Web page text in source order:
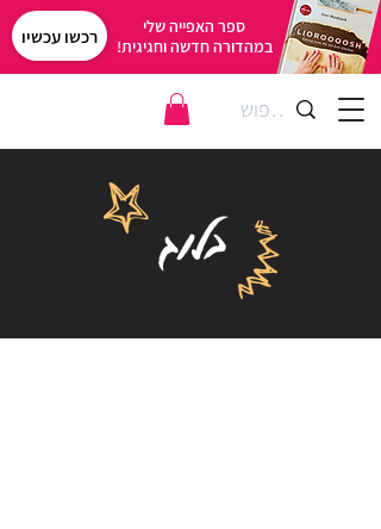
רכשו עכשיו
ספר האפייה שלי
במהדורה חדשה וחגיגית!
בלוג